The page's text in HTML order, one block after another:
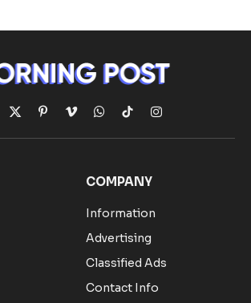
X
(Twitter)
Pinterest
VimeoWhatsApp
TikTokInstagram
COMPANY
Information
Advertising
Classified Ads
Contact Info